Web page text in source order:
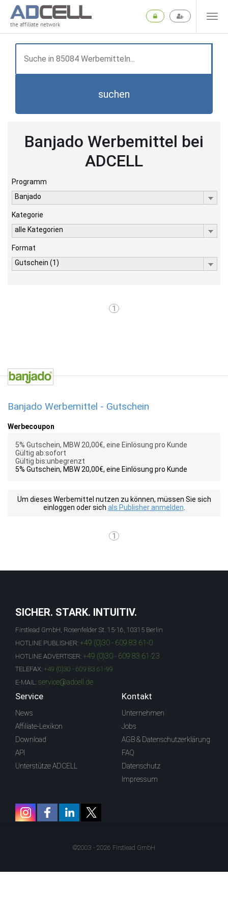
the affiliate network
suchen
Banjado Werbemittel bei
ADCELL
Programm
Banjado
Kategorie
alle Kategorien
Format
Gutschein (1)
1
Banjado Werbemittel - Gutschein
Werbecoupon
5% Gutschein, MBW 20,00€, eine Einlösung pro Kunde
Gültig ab:sofort
Gültig bis:unbegrenzt
5% Gutschein, MBW 20,00€, eine Einlösung pro Kunde
Um dieses Werbemittel nutzen zu können, müssen Sie sich
einloggen oder sich als Publisher anmelden
1
SICHER. STARK. INTUITIV.
Firstlead GmbH, Rosenfelder St. 15-16, 10315 Berlin
HOTLINE PUBLISHER: +49 (0)30 - 609 83 61-0
HOTLINE ADVERTISER: +49 (0)30 - 609 83 61-23
TELEFAX: +49 (0)30 - 609 83 61-99
E-MAIL: service@adcell.de
Service
News
Affiliate-Lexikon
Download
API
Unterstütze ADCELL
Kontakt
Unternehmen
Jobs
AGB & Datenschutzerklärung
FAQ
Datenschutz
Impressum
©2003 - 2026 Firstlead GmbH